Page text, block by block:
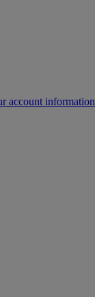
account information